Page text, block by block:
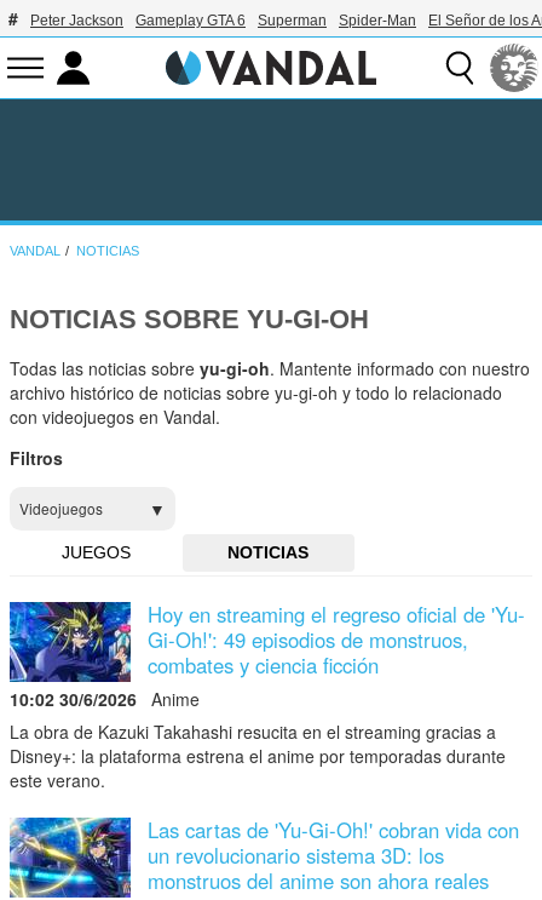
Peter Jackson Gameplay GTA 6 Superman Spider-Man El Señor de los
VANDAL NOTICIAS
NOTICIAS SOBRE YU-GI-OH
Todas las noticias sobreyu-gi-oh. Mantente informado con nuestro
archivo histórico de noticias sobre yu-gi-oh y todo lo relacionado
con videojuegos en Vandal.
Filtros
Videojuegos
JUEGOS NOTICIAS
Hoy en streaming el regreso oficial de 'Yu-
Gi-Oh!': 49 episodios de monstruos,
combates y ciencia ficción
10:02 30/6/2026 Anime
La obra de Kazuki Takahashi resucita en el streaming gracias a
Disney+: la plataforma estrena el anime por temporadas durante
este verano.
Las cartas de 'Yu-Gi-Oh!' cobran vida con
un revolucionario sistema 3D: los
monstruos del anime son ahora reales